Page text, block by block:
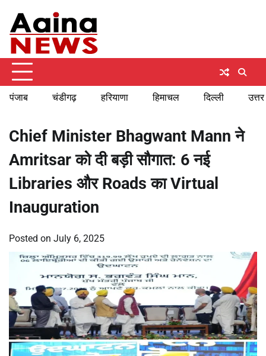
content
पंजाब चंडीगढ़ हरियाणा हिमाचल दिल्ली
Chief Minister Bhagwant Mann ने
Amritsar को दी बड़ी सौगात: 6 नई
Libraries और Roads का Virtual
Inauguration
Posted on July 6, 2025